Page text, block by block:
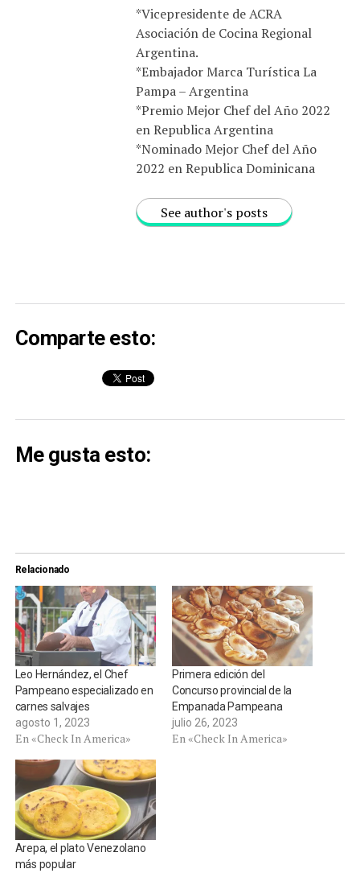
*Vicepresidente de ACRA
Asociación de Cocina Regional
Argentina.
*Embajador Marca Turística La
Pampa – Argentina
*Premio Mejor Chef del Año 2022
en Republica Argentina
*Nominado Mejor Chef del Año
2022 en Republica Dominicana
See author's posts
Comparte esto:
Me gusta esto:
Relacionado
Leo Hernández, el Chef
Pampeano especializado en
carnes salvajes
agosto 1, 2023
En «Check In America»
Primera edición del
Concurso provincial de la
Empanada Pampeana
julio 26, 2023
En «Check In America»
Arepa, el plato Venezolano
más popular